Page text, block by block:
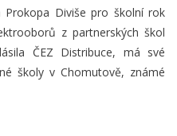
Diviše pro školní rok
z partnerských škol
ČEZ Distribuce, má své
školy v Chomutově, známé